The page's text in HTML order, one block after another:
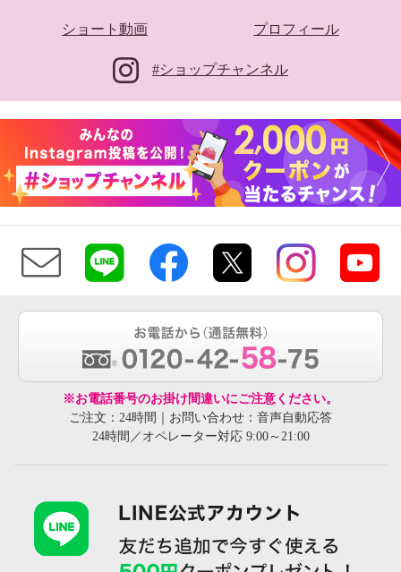
ショート動画 プロフィール
#ショップチャンネル
※お電話番号のお掛け間違いにご注意ください。
ご注文：24時間｜お問い合わせ：音声自動応答
24時間／オペレーター対応 9:00～21:00